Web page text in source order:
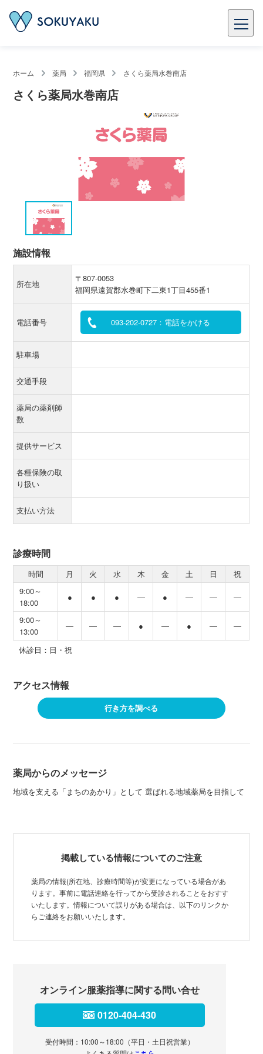
ホーム 薬局 福岡県 さくら薬局水巻南店
さくら薬局水巻南店
施設情報
所在地
〒807-0053
福岡県遠賀郡水巻町下二東1丁目455番1
電話番号 093-202-0727：電話をかける
駐車場
交通手段
薬局の薬剤師
数
提供サービス
各種保険の取
り扱い
支払い方法
診療時間
時間 月 火 水 木 金 土 日
祝
9:00～
18:00
● ● ● ― ● ― ― ―
9:00～
13:00
― ― ― ● ― ● ― ―
休診日：日・祝
アクセス情報
行き方を調べる
薬局からのメッセージ
地域を支える「まちのあかり」として 選ばれる地域薬局を目指して
掲載している情報についてのご注意
薬局の情報(所在地、診療時間等)が変更になっている場合があ
ります。事前に電話連絡を行ってから受診されることをおすす
いたします。情報について誤りがある場合は、以下のリンクか
らご連絡をお願いいたします。
オンライン服薬指導に関する問い合せ
0120-404-430
受付時間：10:00～18:00（平日・土日祝営業）